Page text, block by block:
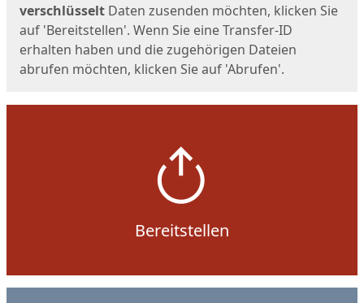
verschlüsselt Daten zusenden möchten, klicken Sie
auf 'Bereitstellen'. Wenn Sie eine Transfer-ID
erhalten haben und die zugehörigen Dateien
abrufen möchten, klicken Sie auf 'Abrufen'.
Bereitstellen